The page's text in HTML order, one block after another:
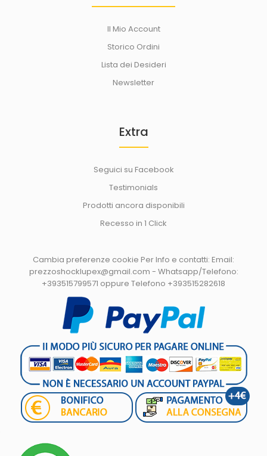
Il Mio Account
Storico Ordini
Lista dei Desideri
Newsletter
Extra
Seguici su Facebook
Testimonials
Prodotti ancora disponibili
Recesso in 1 Click
Cambia preferenze cookie Per Info e contatti: Email:
prezzoshocklupex@gmail.com - Whatsapp/Telefono:
+393515799571 oppure Telefono +393515282618